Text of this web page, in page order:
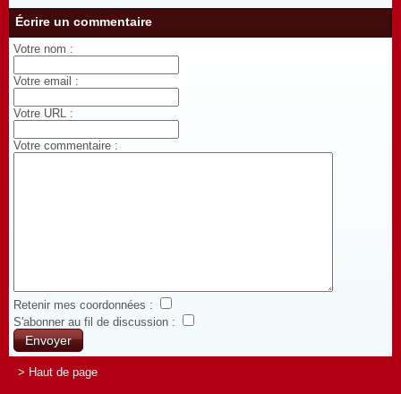
Écrire un commentaire
Votre nom :
Votre email :
Votre URL :
Votre commentaire :
Retenir mes coordonnées :
S'abonner au fil de discussion :
> Haut de page